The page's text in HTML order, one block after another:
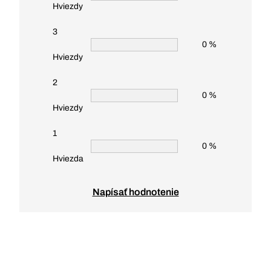
Hviezdy
3
Hviezdy
0 %
2
Hviezdy
0 %
1
Hviezda
0 %
Napísať hodnotenie